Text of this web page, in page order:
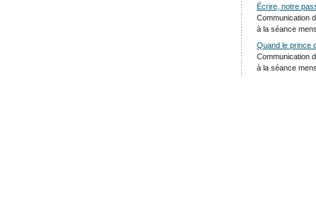
Écrire, notre
Communication
à la séance
Quand le prince
Communication
à la séance